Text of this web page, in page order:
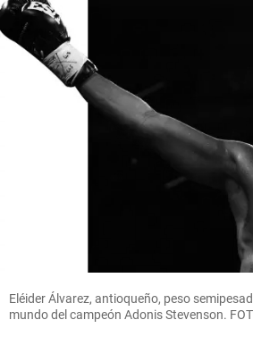
Eléider Álvarez, antioqueño, peso
mundo del campeón Adonis Stevenson.